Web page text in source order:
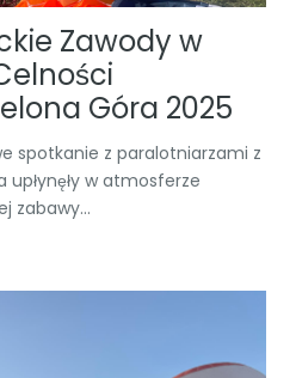
Zawody w
Góra 2025
spotkanie z paralotniarzami z
w atmosferze
zabawy...